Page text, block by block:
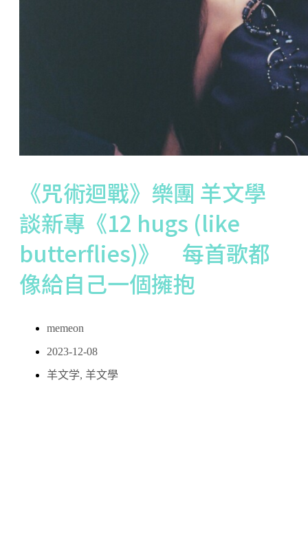
《咒術迴戰》樂團 羊文學
談新專《12 hugs (like
butterflies)》 每首歌都
像給自己一個擁抱
memeon
2023-12-08
羊文学, 羊文學